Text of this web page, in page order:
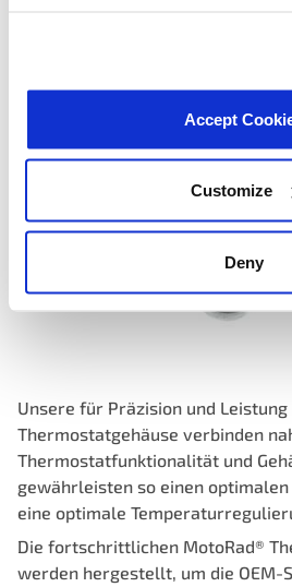
Accept
Customize
Deny
Unsere für Präzision und
Thermostatgehäuse verbinden
Thermostatfunktionalität und
gewährleisten so einen
eine optimale
Die fortschrittlichen MotoRad®
werden hergestellt, um die OEM-